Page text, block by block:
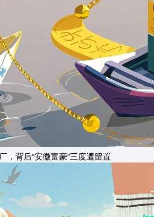
，背后“安徽富豪”三度遭留置